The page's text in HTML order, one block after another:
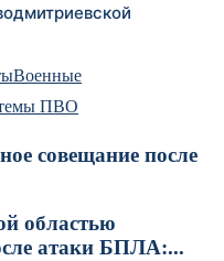
Военные
ПВО
совещание после
областью
атаки БПЛА:...